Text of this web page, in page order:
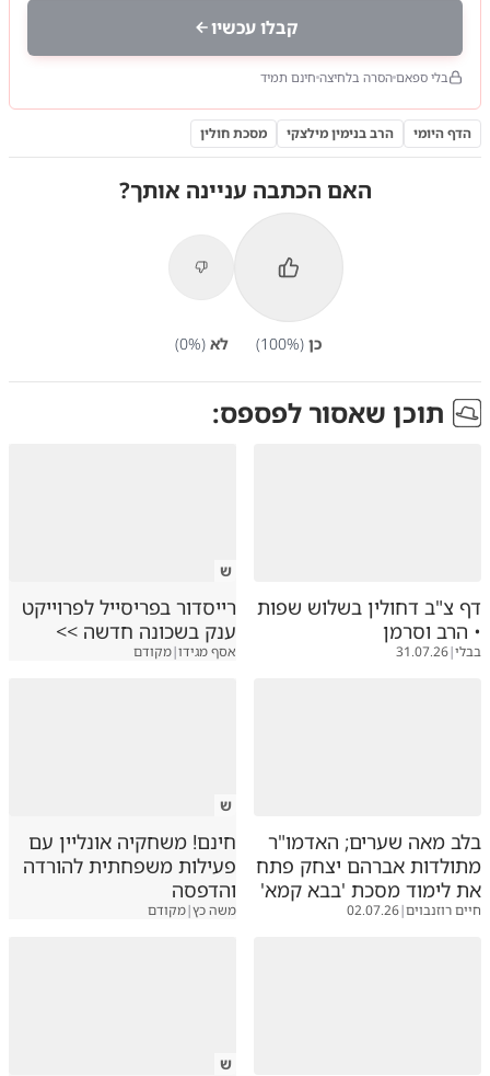
קבלו עכשיו
בלי ספאם הסרה בלחיצה חינם תמיד
הדף היומי הרב בנימין מילצקי מסכת חולין
האם הכתבה עניינה אותך?
כן (
100%) לא (
0%)
תוכן שאסור לפספס:
דף צ"ב דחולין בשלוש שפות
• הרב וסרמן
בבלי|
31.07.26
ש
רייסדור בפריסייל לפרוייקט
ענק בשכונה חדשה >>
אסף מגידו|מקודם
בלב מאה שערים; האדמו"ר
מתולדות אברהם יצחק פתח
את לימוד מסכת 'בבא קמא'
חיים רוזנבוים|
02.07.26
ש
חינם! משחקיה אונליין עם
פעילות משפחתית להורדה
והדפסה
משה כץ|מקודם
ש